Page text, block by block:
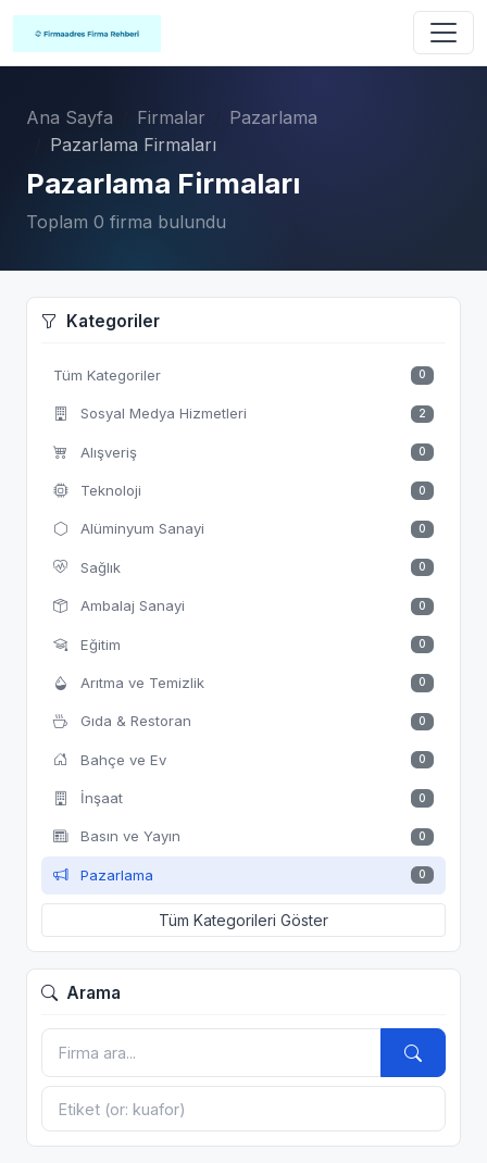
Ana Sayfa Firmalar
Pazarlama
Pazarlama Firmaları
Pazarlama Firmaları
Toplam 0 firma bulundu
Kategoriler
Tüm Kategoriler 0
Sosyal Medya Hizmetleri 2
Alışveriş 0
Teknoloji 0
Alüminyum Sanayi 0
Sağlık 0
Ambalaj Sanayi 0
Eğitim 0
Arıtma ve Temizlik 0
Gıda & Restoran 0
Bahçe ve Ev 0
İnşaat 0
Basın ve Yayın 0
Pazarlama 0
Tüm Kategorileri Göster
Arama